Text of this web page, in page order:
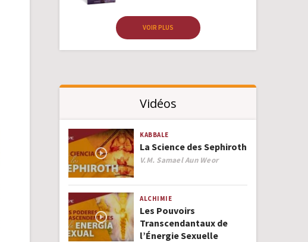
VOIR PLUS
Vidéos
KABBALE
La Science des Sephiroth
Author
V.M. Samael Aun Weor
ALCHIMIE
Les Pouvoirs
Transcendantaux de
l’Énergie Sexuelle